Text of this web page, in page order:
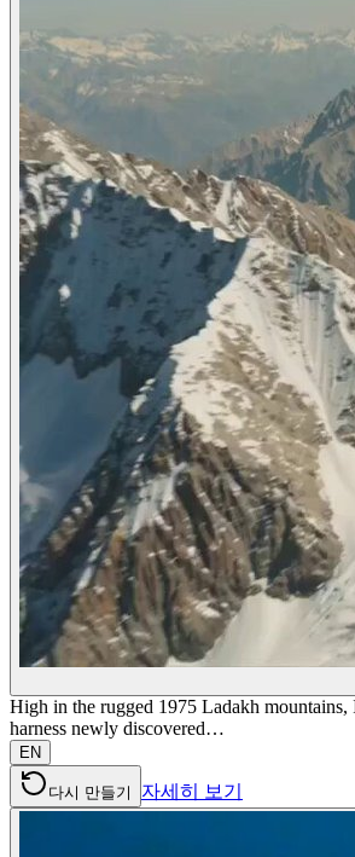
High in the rugged 1975 Ladakh mountains,
harness newly discovered…
EN
다시 만들기 자세히 보기